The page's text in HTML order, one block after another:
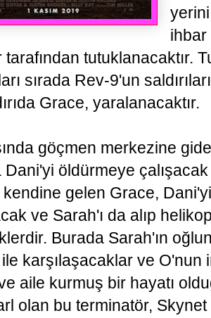
tarafından tutuklanacaktır.
sırada Rev-9'un
Grace, yaralanacaktır.
göçmen merkezine
Dani'yi öldürmeye
gelen Grace, Dani
ve Sarah'ı da alıp
Burada Sarah'ın
karşılaşacaklar ve O'nun
aile kurmuş bir hayatı
olan bu terminatör,